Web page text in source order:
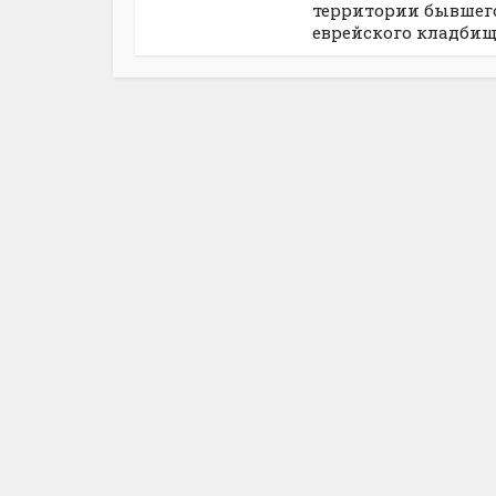
территории
еврейского